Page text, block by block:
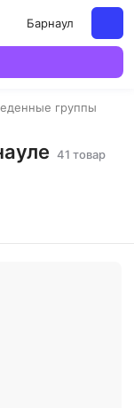
Барнаул
группы
41 товар